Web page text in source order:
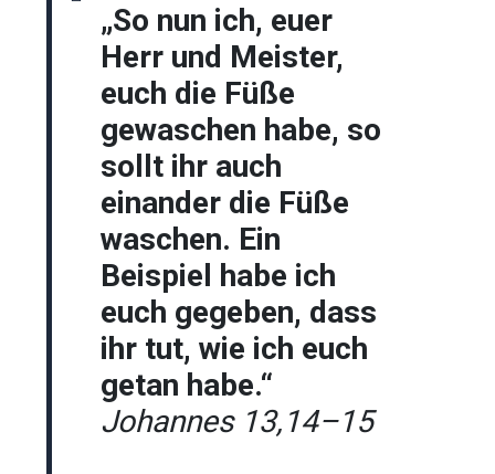
„So nun ich, euer
Herr und Meister,
euch die Füße
gewaschen habe, so
sollt ihr auch
einander die Füße
waschen. Ein
Beispiel habe ich
euch gegeben, dass
ihr tut, wie ich euch
getan habe.“
Johannes 13,14–15